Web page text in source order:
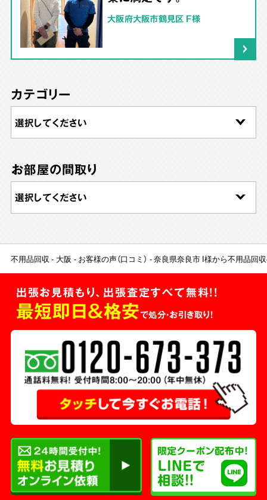
大阪府大阪市鶴見区 F様
カテゴリー
お部屋の間取り
不用品回収 大阪 お客様の声（口コミ） 奈良県奈良市 I様から不用品回
出張お見積もり、出張査定すべて無料!!
最短即日＆格安で処分・お引き取り！